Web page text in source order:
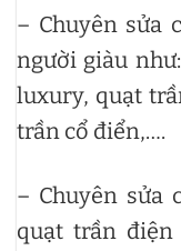
– Chuyên sửa
người giàu
luxury, quạt
trần cổ điển,….
– Chuyên sửa
quạt trần điện